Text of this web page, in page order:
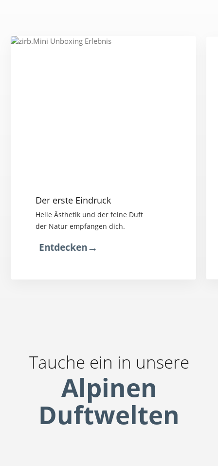
Der erste Eindruck
Helle Ästhetik und der feine Duft
der Natur empfangen dich.
Entdecken→
Tauche ein in unsere
Alpinen
Duftwelten